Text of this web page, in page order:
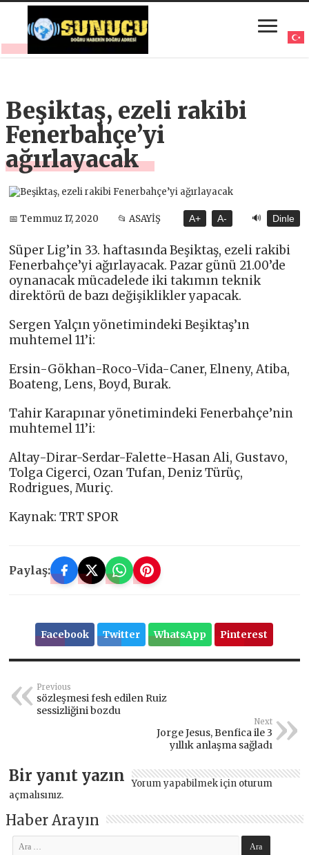
Beşiktaş, ezeli rakibi
Fenerbahçe’yi
ağırlayacak
📅 Temmuz 17, 2020 📂 ASAYİŞ A+ A- 🔊 Dinle
Süper Lig’in 33. haftasında Beşiktaş, ezeli rakibi
Fenerbahçe’yi ağırlayacak. Pazar günü 21.00’de
oynanacak mücadelede iki takımın teknik
direktörü de bazı değişiklikler yapacak.
Sergen Yalçın yönetimindeki Beşiktaş’ın
muhtemel 11’i:
Ersin-Gökhan-Roco-Vida-Caner, Elneny, Atiba,
Boateng, Lens, Boyd, Burak.
Tahir Karapınar yönetimindeki Fenerbahçe’nin
muhtemel 11’i:
Altay-Dirar-Serdar-Falette-Hasan Ali, Gustavo,
Tolga Cigerci, Ozan Tufan, Deniz Türüç,
Rodrigues, Muriç.
Kaynak: TRT SPOR
Paylaş:
Facebook Twitter WhatsApp Pinterest
Previous
sözleşmesi fesh edilen Ruiz
sessizliğini bozdu
Next
Jorge Jesus, Benfica ile 3
yıllık anlaşma sağladı
Bir yanıt yazın Yorum yapabilmek için oturum
açmalısınız.
Haber Arayın